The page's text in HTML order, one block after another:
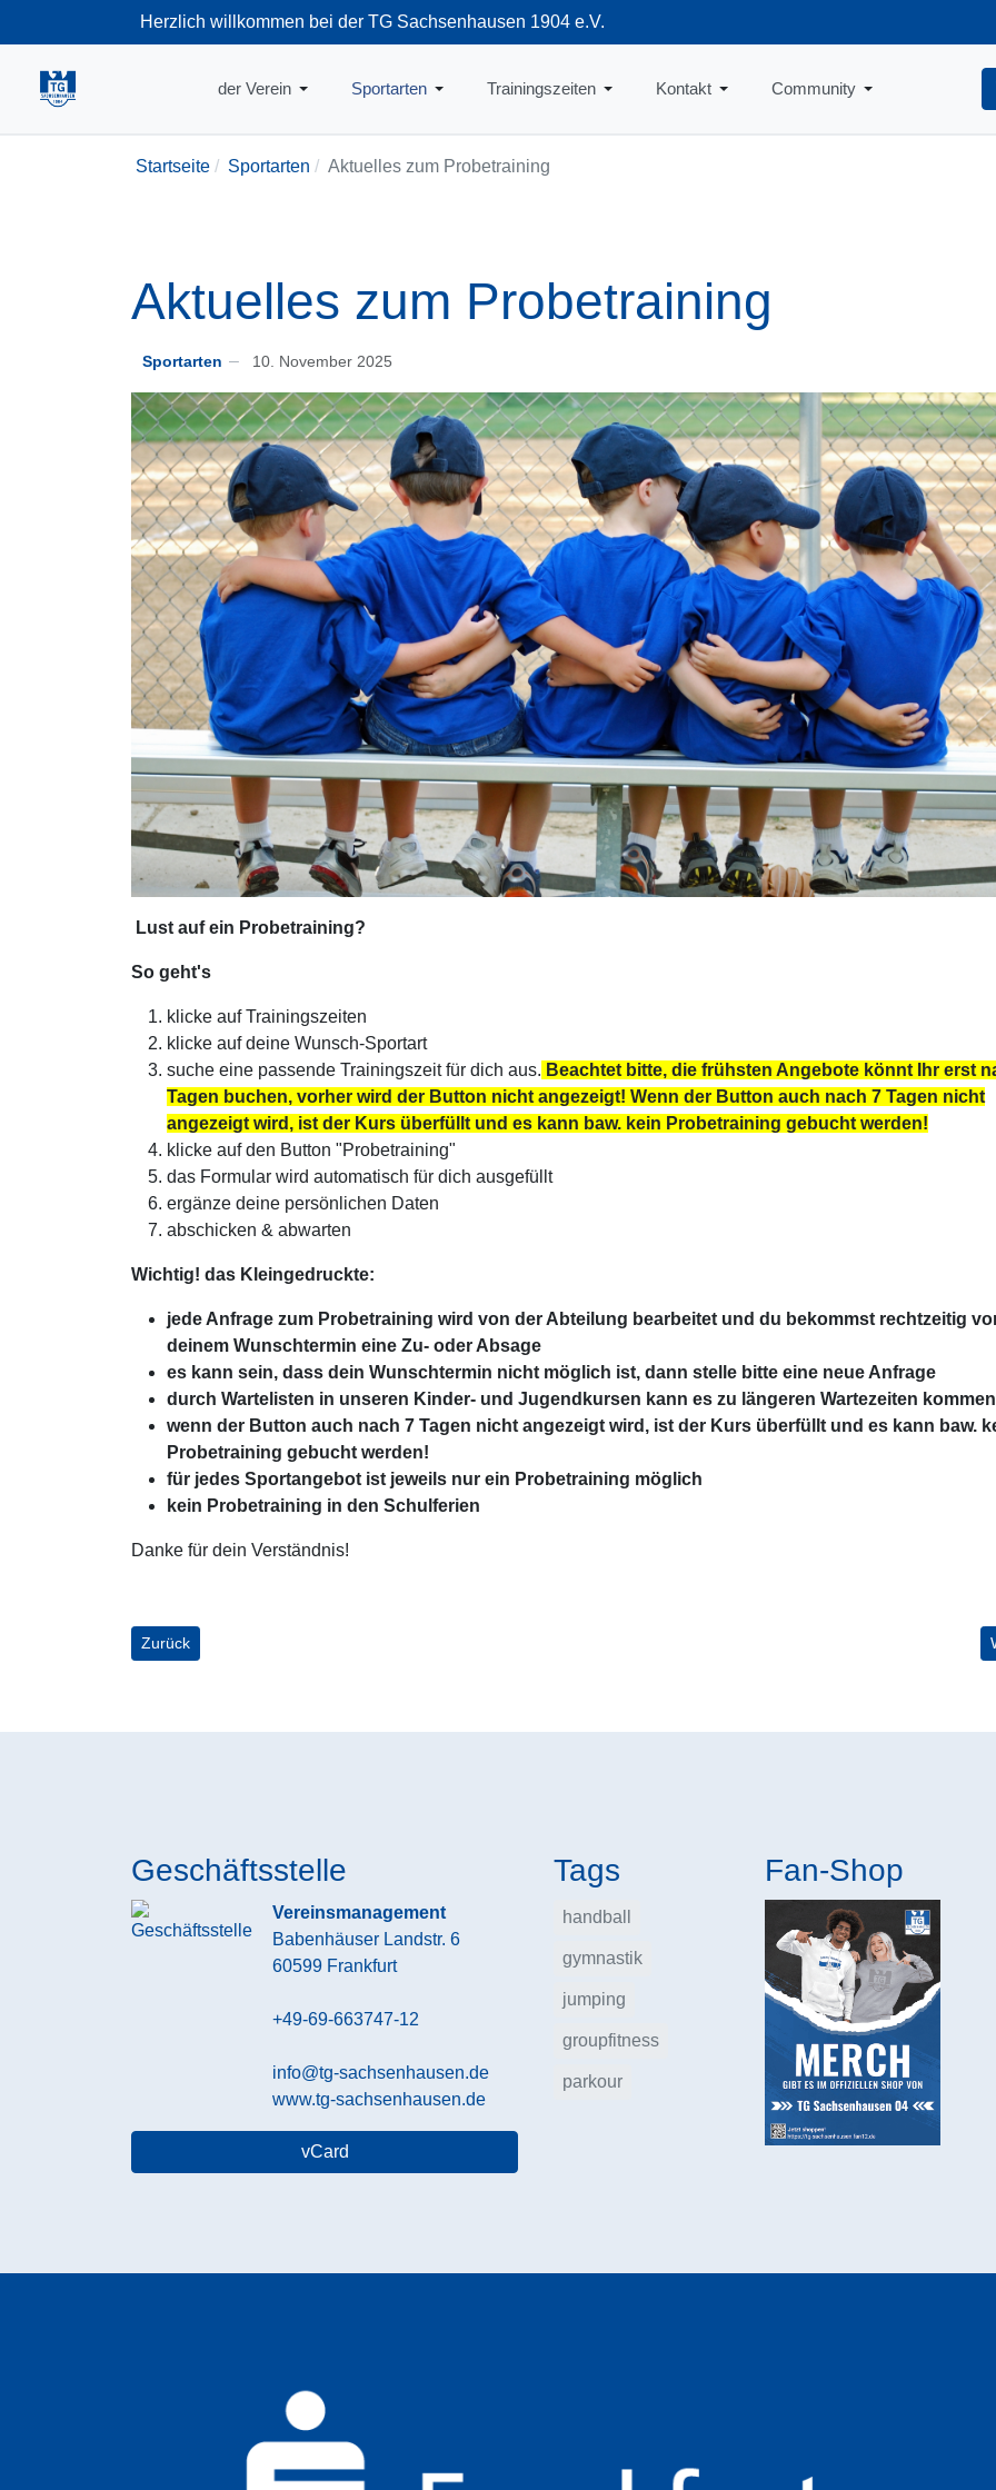
Herzlich willkommen bei der TG Sachsenhausen 1904 e.V.
+49-69-66374712
der Verein Sportarten Trainingszeiten Kontakt Community
Startseite Sportarten Aktuelles zum Probetraining
Aktuelles zum Probetraining
Sportarten 10. November 2025
Lust auf ein Probetraining?
So geht's
klicke auf Trainingszeiten
klicke auf deine Wunsch-Sportart
suche eine passende Trainingszeit für dich aus. Beachtet bitte, die frühsten Angebote könnt Ihr erst
Tagen buchen, vorher wird der Button nicht angezeigt! Wenn der Button auch nach 7 Tagen nicht
angezeigt wird, ist der Kurs überfüllt und es kann baw. kein Probetraining gebucht werden!
klicke auf den Button "Probetraining"
das Formular wird automatisch für dich ausgefüllt
ergänze deine persönlichen Daten
abschicken & abwarten
Wichtig! das Kleingedruckte:
jede Anfrage zum Probetraining wird von der Abteilung bearbeitet und du bekommst rechtzeitig
deinem Wunschtermin eine Zu- oder Absage
es kann sein, dass dein Wunschtermin nicht möglich ist, dann stelle bitte eine neue Anfrage
durch Wartelisten in unseren Kinder- und Jugendkursen kann es zu längeren Wartezeiten
wenn der Button auch nach 7 Tagen nicht angezeigt wird, ist der Kurs überfüllt und es kann baw.
Probetraining gebucht werden!
für jedes Sportangebot ist jeweils nur ein Probetraining möglich
kein Probetraining in den Schulferien
Danke für dein Verständnis!
Vorheriger Beitrag: Jetzt sind sie exklusiv zu kaufen. Die einzigartigen TG "Mispelchen Becher"!
Zurück
Geschäftsstelle
Vereinsmanagement
Babenhäuser Landstr. 6
60599 Frankfurt
+49-69-663747-12
info@tg-sachsenhausen.de
www.tg-sachsenhausen.de
vCard
Tags
handball
gymnastik
jumping
groupfitness
parkour
Fan-Shop